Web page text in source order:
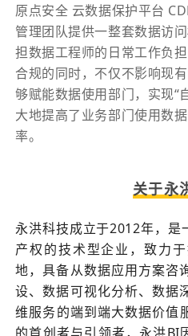
原点安全 云数据保护平台
管理团队提供一整套数据访
担数据工程师的日常工作负
合规的同时，不仅不影响现
够赋能数据使用部门，实现“
大地提高了业务部门使用数
率。
关于永
永洪科技成立于2012年，是
产权的技术型企业，致力
地，具备从数据应用方案咨
设、数据可视化分析、数据
维服务的端到端大数据价值